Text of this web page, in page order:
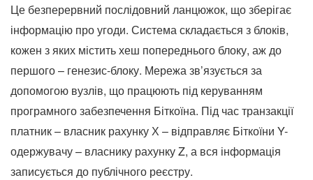
Це безперервний послідовний ланцюжок, що зберігає
інформацію про угоди. Система складається з блоків,
кожен з яких містить хеш попереднього блоку, аж до
першого – генезис-блоку. Мережа зв’язується за
допомогою вузлів, що працюють під керуванням
програмного забезпечення Біткоїна. Під час транзакції
платник – власник рахунку Х – відправляє Біткоїни Y-
одержувачу – власнику рахунку Z, а вся інформація
записується до публічного реєстру.